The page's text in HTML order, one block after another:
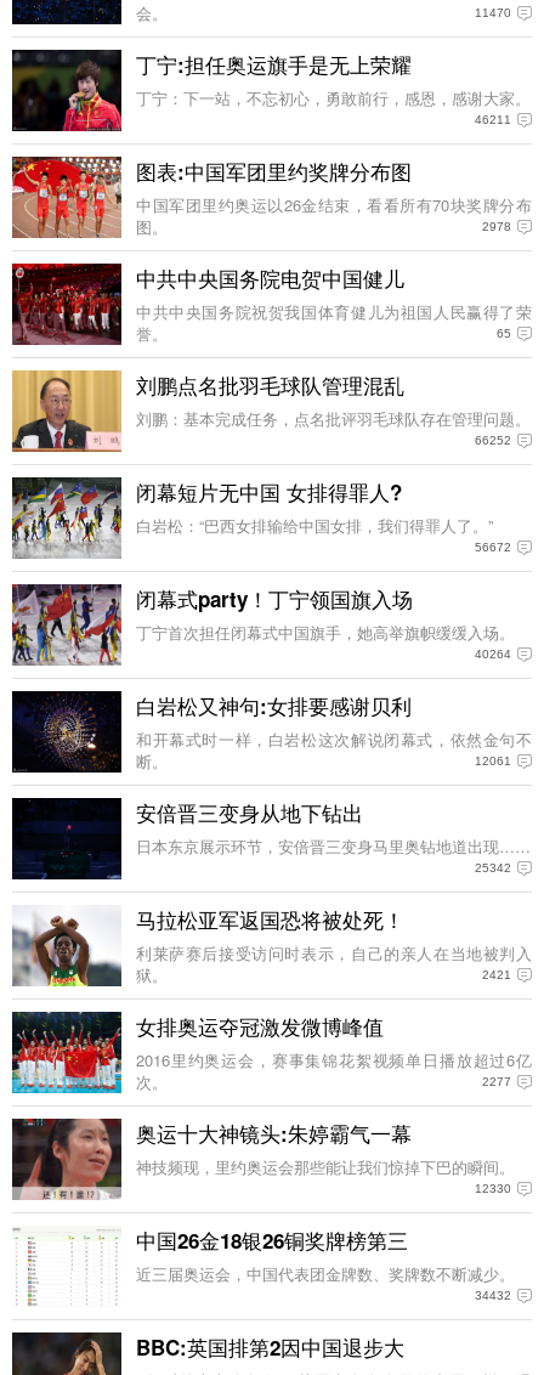
会。
11470
丁宁:担任奥运旗手是无上荣耀
丁宁：下一站，不忘初心，勇敢前行，感恩，感谢大家。
46211
图表:中国军团里约奖牌分布图
中国军团里约奥运以26金结束，看看所有70块奖牌分布
图。
2978
中共中央国务院电贺中国健儿
中共中央国务院祝贺我国体育健儿为祖国人民赢得了荣
誉。
65
刘鹏点名批羽毛球队管理混乱
刘鹏：基本完成任务，点名批评羽毛球队存在管理问题。
66252
闭幕短片无中国 女排得罪人?
白岩松：“巴西女排输给中国女排，我们得罪人了。”
56672
闭幕式party！丁宁领国旗入场
丁宁首次担任闭幕式中国旗手，她高举旗帜缓缓入场。
40264
白岩松又神句:女排要感谢贝利
和开幕式时一样，白岩松这次解说闭幕式，依然金句不
断。
12061
安倍晋三变身从地下钻出
日本东京展示环节，安倍晋三变身马里奥钻地道出现……
25342
马拉松亚军返国恐将被处死！
利莱萨赛后接受访问时表示，自己的亲人在当地被判入
狱。
2421
女排奥运夺冠激发微博峰值
2016里约奥运会，赛事集锦花絮视频单日播放超过6亿
次。
2277
奥运十大神镜头:朱婷霸气一幕
神技频现，里约奥运会那些能让我们惊掉下巴的瞬间。
12330
中国26金18银26铜奖牌榜第三
近三届奥运会，中国代表团金牌数、奖牌数不断减少。
34432
BBC:英国排第2因中国退步大